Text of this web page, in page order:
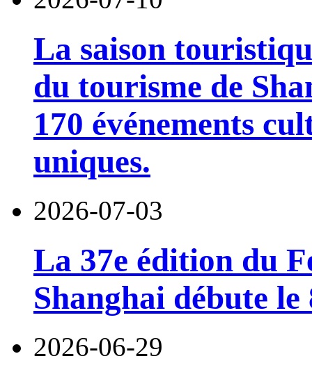
La saison
du tourisme de
170 événements
uniques.
2026-07-03
La 37e édition du
Shanghai débute
2026-06-29